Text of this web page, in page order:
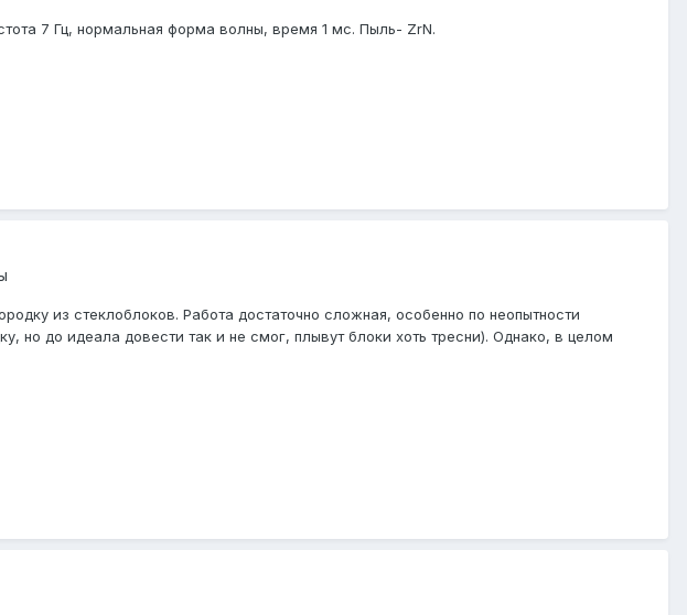
7 Гц, нормальная форма волны, время 1 мс. Пыль- ZrN.
из стеклоблоков. Работа достаточно сложная, особенно по неопытности
но до идеала довести так и не смог, плывут блоки хоть тресни). Однако, в целом